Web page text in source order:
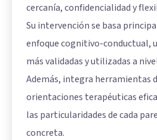
cercanía, confidencialidad y
Su intervención se basa
enfoque cognitivo-conductual,
más validadas y utilizadas a
Además, integra herramientas
orientaciones terapéuticas
las particularidades de cada
concreta.